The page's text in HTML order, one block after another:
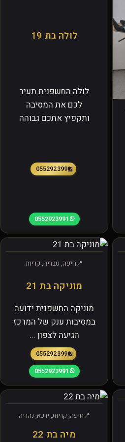
לולה בת 19
לולה החשפנית תעיר
לכם את המסיבה
ותקפיץ אתכם גבוהה
0552923991
0552923991
חיפה, טבריה, קריות
מוניקה בת 21
מוניקה החשפנית ידועה
במסיבות ענק של המרכז
הגיעה לצפון ...
0552923991
0552923991
חיפה, קריות, ירכא, נהריה
מיה בת 22